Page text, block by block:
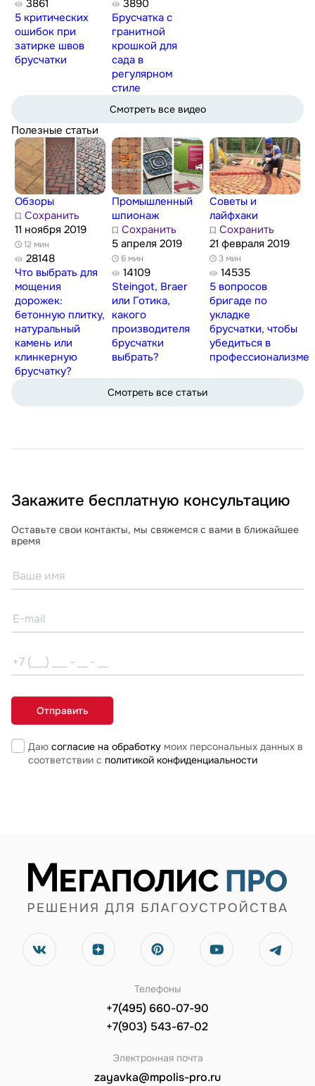
3861
5 критических
ошибок при
затирке швов
брусчатки
3890
Брусчатка с
гранитной
крошкой для
сада в
регулярном
стиле
Смотреть все видео
Полезные статьи
Обзоры
Сохранить
11 ноября 2019
12 мин
28148
Что выбрать для
мощения
дорожек:
бетонную плитку,
натуральный
камень или
клинкерную
брусчатку?
Промышленный
шпионаж
Сохранить
5 апреля 2019
6 мин
14109
Steingot, Braer
или Готика,
какого
производителя
брусчатки
выбрать?
Советы и
лайфхаки
Сохранить
21 февраля 2019
3 мин
14535
5 вопросов
бригаде по
укладке
брусчатки, чтобы
убедиться в
профессионализме
Смотреть все статьи
Закажите бесплатную консультацию
Оставьте свои контакты, мы свяжемся с вами в ближайшее
время
Даю согласие на обработкумоих персональных данных в
соответствии с политикой конфиденциальности
Телефоны
+7(495) 660-07-90
+7(903) 543-67-02
Электронная почта
zayavka@mpolis-pro.ru